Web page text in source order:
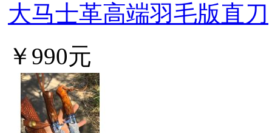
大马士革高端羽毛版直刀
￥990元